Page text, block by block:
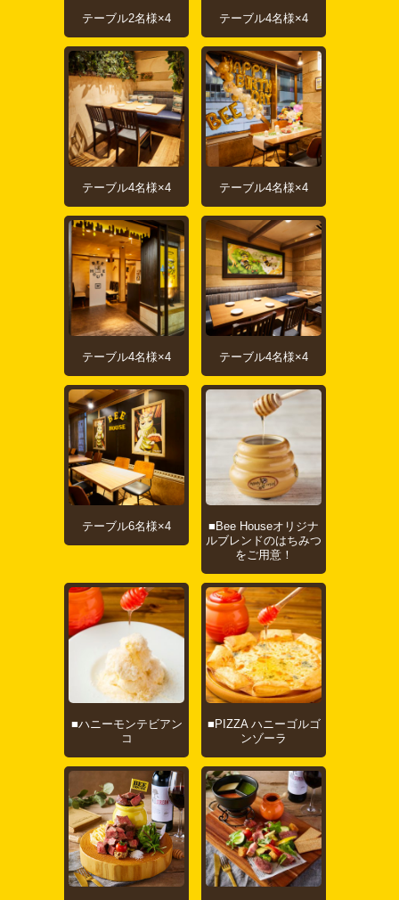
テーブル2名様×4 テーブル4名様×4
テーブル4名様×4 テーブル4名様×4
テーブル4名様×4 テーブル4名様×4
テーブル6名様×4
■Bee Houseオリジナ
ルブレンドのはちみつ
をご用意！
■ハニーモンテビアン
コ
■PIZZA ハニーゴルゴ
ンゾーラ